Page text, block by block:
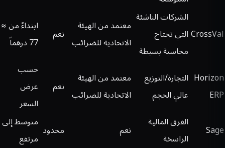
CrossVal
الشركات الناشئة
التي تحتاج
محاسبة بسيطة
معتمد من الهيئة
الاتحادية للضرائب نعم
ابتداءً من ≈
77 درهماً
Horizon
ERP
التجارة/التوزيع
عالي الحجم
معتمد من الهيئة
الاتحادية للضرائب نعم
حسب
عرض
السعر
Sage
الفرق المالية
الراسخة
نعم محدود متوسط إلى
مرتفع